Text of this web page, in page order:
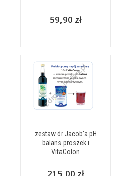
59,90 zł
zestaw dr Jacob'a pH
balans proszek i
VitaColon